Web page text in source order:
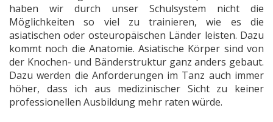
haben wir durch unser Schulsystem nicht die
Möglichkeiten so viel zu trainieren, wie es die
asiatischen oder osteuropäischen Länder leisten. Dazu
kommt noch die Anatomie. Asiatische Körper sind von
der Knochen- und Bänderstruktur ganz anders gebaut.
Dazu werden die Anforderungen im Tanz auch immer
höher, dass ich aus medizinischer Sicht zu keiner
professionellen Ausbildung mehr raten würde.